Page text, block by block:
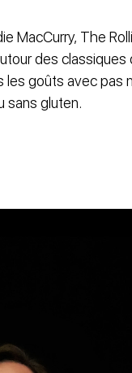
MacCurry, The
des classiques
goûts avec pas
sans gluten.